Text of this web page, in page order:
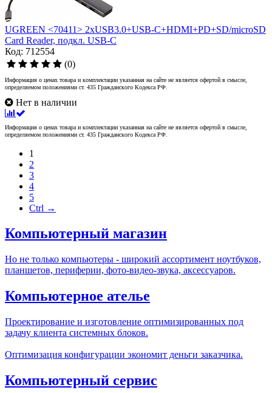
UGREEN <70411> 2xUSB3.0+USB-C+HDMI+PD+SD/microSD
Card Reader, подкл. USB-C
Код: 712554
(0)
Информация о ценах товара и комплектации указанная на сайте не является офертой в смысле,
определяемом положениями ст. 435 Гражданского Кодекса РФ.
Нет в наличии
Информация о ценах товара и комплектации указанная на сайте не является офертой в смысле,
определяемом положениями ст. 435 Гражданского Кодекса РФ.
1
2
3
4
5
Ctrl →
Компьютерный магазин
Но не только компьютеры - широкий ассортимент ноутбуков,
планшетов, периферии, фото-видео-звука, аксессуаров.
Компьютерное ателье
Проектирование и изготовление оптимизированных под
задачу клиента системных блоков.
Оптимизация конфигурации экономит деньги заказчика.
Компьютерный сервис